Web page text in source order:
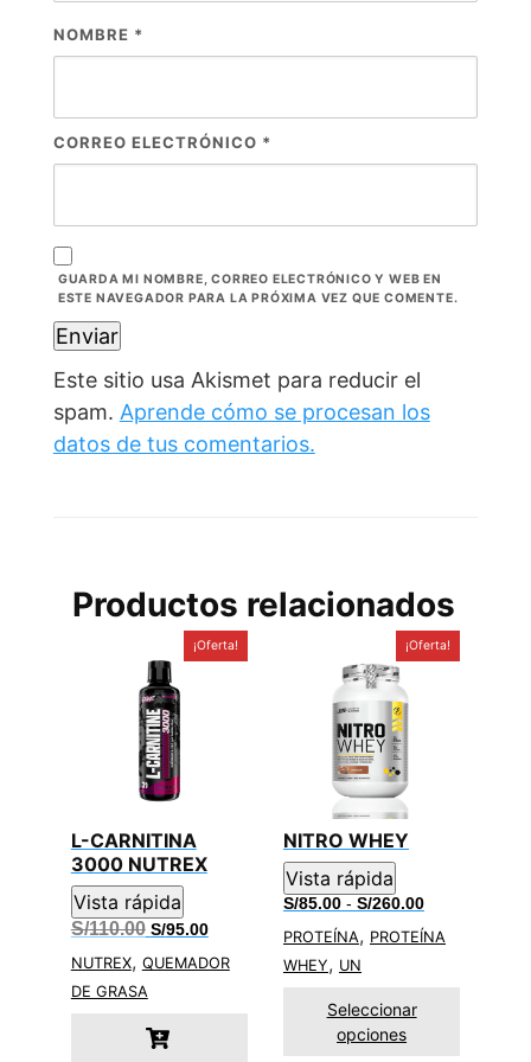
NOMBRE *
CORREO ELECTRÓNICO *
GUARDA MI NOMBRE, CORREO ELECTRÓNICO Y WEB EN
ESTE NAVEGADOR PARA LA PRÓXIMA VEZ QUE COMENTE.
Este sitio usa Akismet para reducir el
spam. Aprende cómo se procesan los
datos de tus comentarios.
Productos relacionados
¡Oferta!
L-CARNITINA
3000 NUTREX
Vista rápida
S/110.00 El
original
S/95.00El
actual
NUTREX, QUEMADOR
DE GRASA
¡Oferta!
NITRO WHEY
Vista rápida
S/85.00 - S/260.00Rango
precios:
PROTEÍNA, PROTEÍNA
WHEY, UN
Seleccionar
opciones